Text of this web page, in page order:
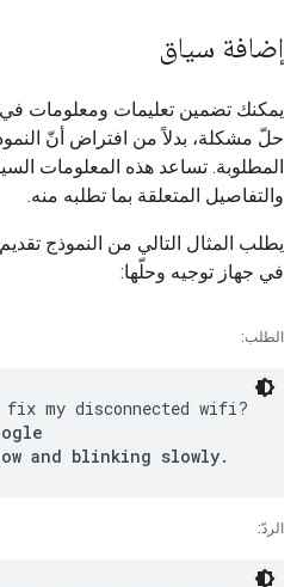
إضافة سياق
يمكنك تضمين تعليمات ومعلومات
حلّ مشكلة، بدلاً من افتراض أنّ
المطلوبة. تساعد هذه المعلومات
والتفاصيل المتعلقة بما تطلبه منه.
يطلب المثال التالي من النموذج
في جهاز توجيه وحلّها:
الطلب:
fix my disconnected wifi?
and blinking slowly.
الردّ: